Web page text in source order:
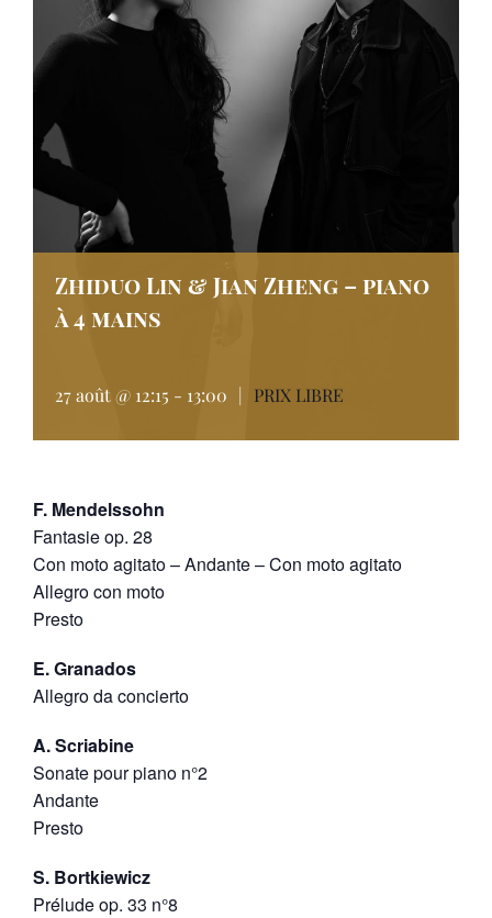
Zhiduo Lin & Jian Zheng – piano
à 4 mains
27 août @ 12:15 - 13:00 | PRIX LIBRE
F. Mendelssohn
Fantasie op. 28
Con moto agitato – Andante – Con moto agitato
Allegro con moto
Presto
E. Granados
Allegro da concierto
A. Scriabine
Sonate pour piano n°2
Andante
Presto
S. Bortkiewicz
Prélude op. 33 n°8